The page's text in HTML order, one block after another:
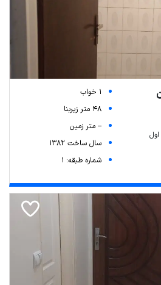
1 خواب
48 متر زیربنا
-- متر زمین
سال ساخت 1382
شماره طبقه: 1